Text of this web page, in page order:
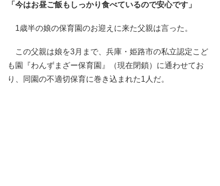
「今はお昼ご飯もしっかり食べているので安心です」
1歳半の娘の保育園のお迎えに来た父親は言った。
この父親は娘を3月まで、兵庫・姫路市の私立認定こど
も園『わんずまざー保育園』（現在閉鎖）に通わせてお
り、同園の不適切保育に巻き込まれた1人だ。